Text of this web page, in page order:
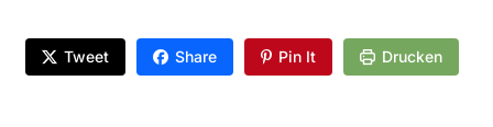
Tweet Share Pin It Drucken